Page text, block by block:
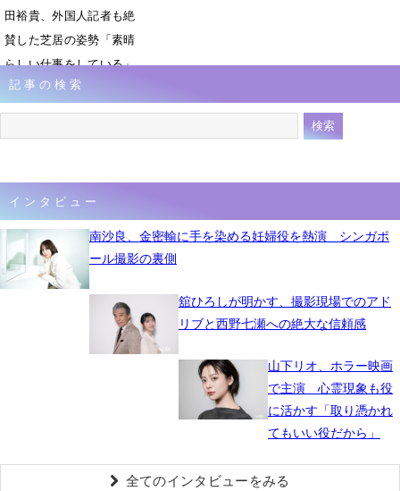
田裕貴、外国人記者も絶
賛した芝居の姿勢「素晴
らしい仕事をしている」
7月10日 08時24分
記事の検索
インタビュー
南沙良、金密輸に手を染める妊婦役を熱演 シンガポ
ール撮影の裏側
舘ひろしが明かす、撮影現場でのアド
リブと西野七瀬への絶大な信頼感
山下リオ、ホラー映画
で主演 心霊現象も役
に活かす「取り憑かれ
てもいい役だから」
全てのインタビューをみる